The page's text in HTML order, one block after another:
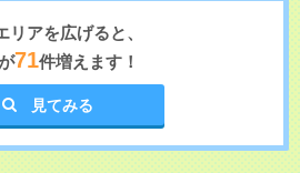
リアを広げると、
71件増えます！
見てみる